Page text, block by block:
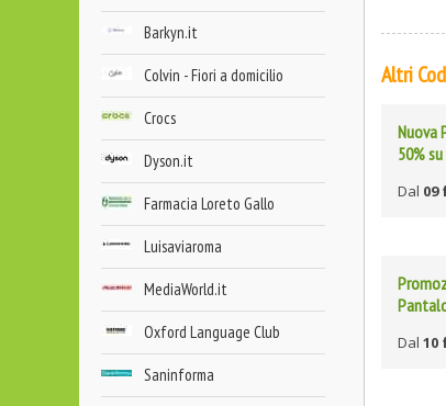
Barkyn.it
Colvin - Fiori a domicilio
Crocs
Dyson.it
Farmacia Loreto Gallo
Luisaviaroma
MediaWorld.it
Oxford Language Club
Saninforma
Altri
Nuova
50%
Dal 09
Dal 10